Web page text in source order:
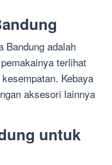
Bandung adalah
terlihat
Kebaya
aksesori lainnya
untuk